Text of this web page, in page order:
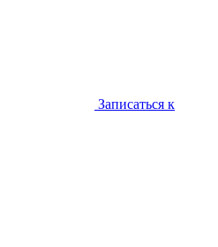
Записаться к